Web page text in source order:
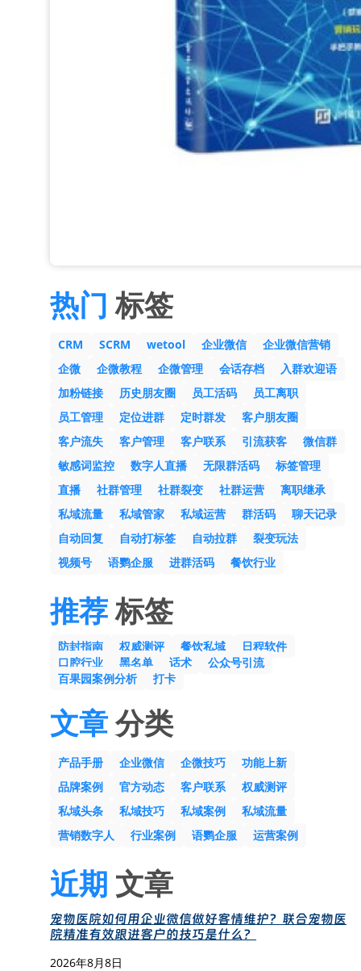
热门 标签
CRM SCRM wetool 企业微信
企业微信营销
企微
企微教程 企微管理 会话存档
入群欢迎语
加粉链接
历史朋友圈 员工活码
员工离职
员工管理
定位进群 定时群发
客户朋友圈
客户流失
客户管理 客户联系 引流获客
微信群
敏感词监控
数字人直播 无限群活码
标签管理
直播
社群管理 社群裂变 社群运营
离职继承
私域流量
私域管家 私域运营 群活码
聊天记录
自动回复
自动打标签 自动拉群
裂变玩法
视频号
语鹦企服 进群活码 餐饮行业
推荐标签
防封指南 权威测评 餐饮私域
日程软件
口腔行业
黑名单 话术
公众号引流
百果园案例分析
打卡
文章分类
产品手册 企业微信 企微技巧
功能上新
品牌案例
官方动态 客户联系
权威测评
私域头条
私域技巧 私域案例
私域流量
营销数字人
行业案例 语鹦企服 运营案例
近期 文章
宠物医院如何用企业微信做好客情维护？联合宠物医
院精准有效跟进客户的技巧是什么？
2026年8月8日